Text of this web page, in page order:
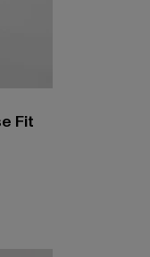
Fit
EUR